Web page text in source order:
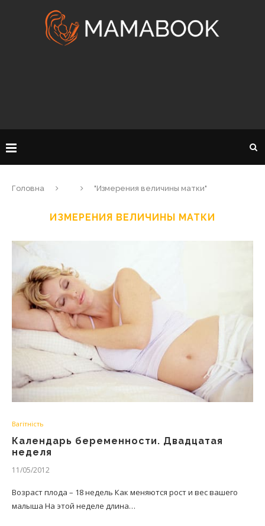
Головна "Измерения величины матки"
ИЗМЕРЕНИЯ ВЕЛИЧИНЫ МАТКИ
Вагітність
Календарь беременности. Двадцатая
неделя
11/05/2012
Возраст плода – 18 недель Как меняются рост и вес вашего
малыша На этой неделе длина…